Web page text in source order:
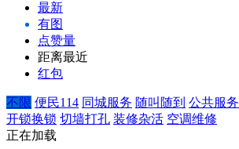
最新
有图
点赞量
距离最近
红包
不限 便民114 同城服务 随叫随到 公共服务
开锁换锁 切墙打孔 装修杂活 空调维修
正在加载